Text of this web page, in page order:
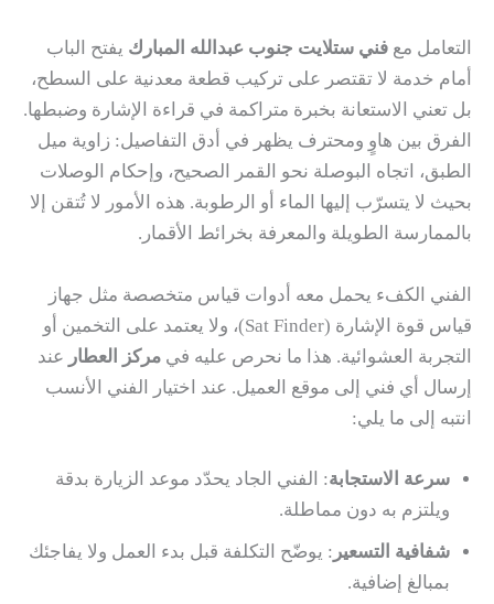
التعامل مع فني ستلايت جنوب عبدالله المبارك يفتح الباب
أمام خدمة لا تقتصر على تركيب قطعة معدنية على السطح،
بل تعني الاستعانة بخبرة متراكمة في قراءة الإشارة وضبطها.
الفرق بين هاوٍ ومحترف يظهر في أدق التفاصيل: زاوية ميل
الطبق، اتجاه البوصلة نحو القمر الصحيح، وإحكام الوصلات
بحيث لا يتسرّب إليها الماء أو الرطوبة. هذه الأمور لا تُتقن إلا
بالممارسة الطويلة والمعرفة بخرائط الأقمار.
الفني الكفء يحمل معه أدوات قياس متخصصة مثل جهاز
قياس قوة الإشارة (Sat Finder)، ولا يعتمد على التخمين أو
التجربة العشوائية. هذا ما نحرص عليه في مركز العطار عند
إرسال أي فني إلى موقع العميل. عند اختيار الفني الأنسب
انتبه إلى ما يلي:
سرعة الاستجابة: الفني الجاد يحدّد موعد الزيارة بدقة
ويلتزم به دون مماطلة.
شفافية التسعير : يوضّح التكلفة قبل بدء العمل ولا يفاجئك
بمبالغ إضافية.